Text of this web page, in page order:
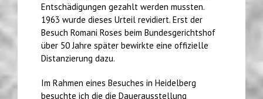
Entschädigungen gezahlt werden mussten.
1963 wurde dieses Urteil revidiert. Erst der
Besuch Romani Roses beim Bundesgerichtshof
über 50 Jahre später bewirkte eine offizielle
Distanzierung dazu.
Im Rahmen eines Besuches in Heidelberg
besuchte ich die die Dauerausstellung